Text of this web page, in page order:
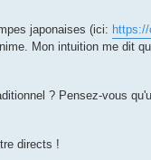
japonaises (ici:
Mon intuition me dit
? Pensez-vous
directs !